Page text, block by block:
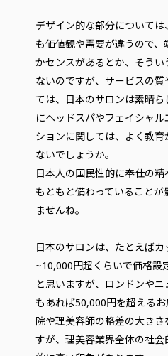
デザイン的な部分について
も価値観や需要が違うので
かセンスがあるとか、そう
ないのですが、サービスの
ては、日本のサロンは素晴
にヘッドスパやフェイシャ
ションに関しては、よく教
ないでしょうか。
日本人の国民性的に奉仕の
もともと備わっていること
ませんね。
日本のサロンは、たとえば
~10,000円超くらいで価格設
と思いますが、ロンドンや
もあれば50,000円を超える
院や理美容師の格差の大き
すが、理美容業界全体の社